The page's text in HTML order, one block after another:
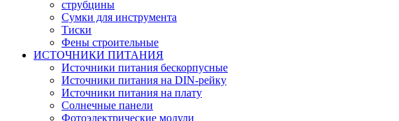
струбцины
Сумки для инструмента
Тиски
Фены строительные
ИСТОЧНИКИ ПИТАНИЯ
Источники питания бескорпусные
Источники питания на DIN-рейку
Источники питания на плату
Солнечные панели
Фотоэлектрические модули